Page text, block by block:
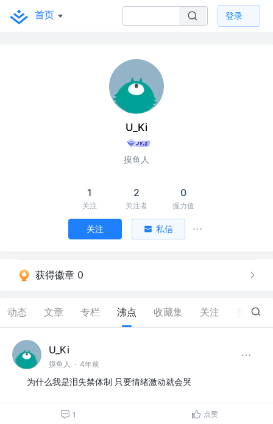
首页 登录
U_Ki
摸鱼人
1
关注
2
关注者
0
掘力值
关注 私信
获得徽章 0
动态 文章 专栏 沸点 收藏集 关注 1
U_Ki
摸鱼人 · 4年前
为什么我是泪失禁体制 只要情绪激动就会哭
1 点赞